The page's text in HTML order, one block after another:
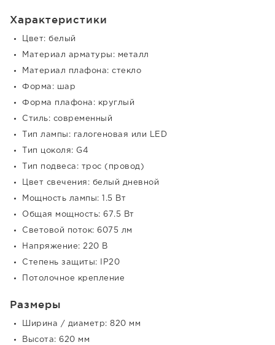
Характеристики
Цвет: белый
Материал арматуры: металл
Материал плафона: стекло
Форма: шар
Форма плафона: круглый
Стиль: современный
Тип лампы: галогеновая или LED
Тип цоколя: G4
Тип подвеса: трос (провод)
Цвет свечения: белый дневной
Мощность лампы: 1.5 Вт
Общая мощность: 67.5 Вт
Световой поток: 6075 лм
Напряжение: 220 В
Степень защиты: IP20
Потолочное крепление
Размеры
Ширина / диаметр: 820 мм
Высота: 620 мм